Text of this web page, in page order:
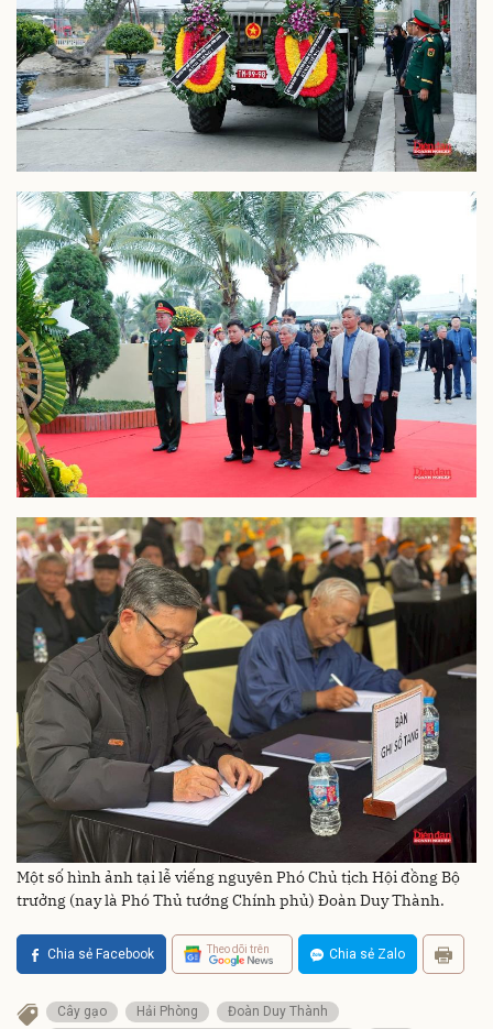
Một số hình ảnh tại lễ viếng nguyên Phó Chủ tịch Hội đồng Bộ
trưởng (nay là Phó Thủ tướng Chính phủ) Đoàn Duy Thành.
Chia sẻ Facebook Theo dõi trên Chia sẻ Zalo
Cây gạo Hải Phòng
Đoàn Duy Thành